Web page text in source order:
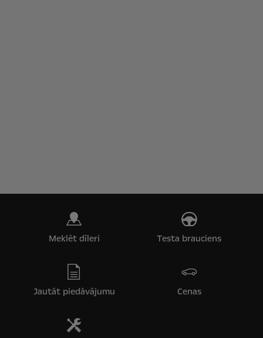
Meklēt dīleri Testa brauciens
Jautāt piedāvājumu Cenas